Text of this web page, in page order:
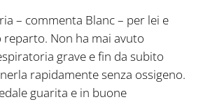
– commenta Blanc – per lei e
Non ha mai avuto
grave e fin da subito
rapidamente senza ossigeno.
guarita e in buone